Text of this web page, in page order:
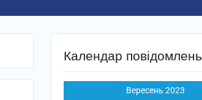
Календар повідомлень
Вересень 2023